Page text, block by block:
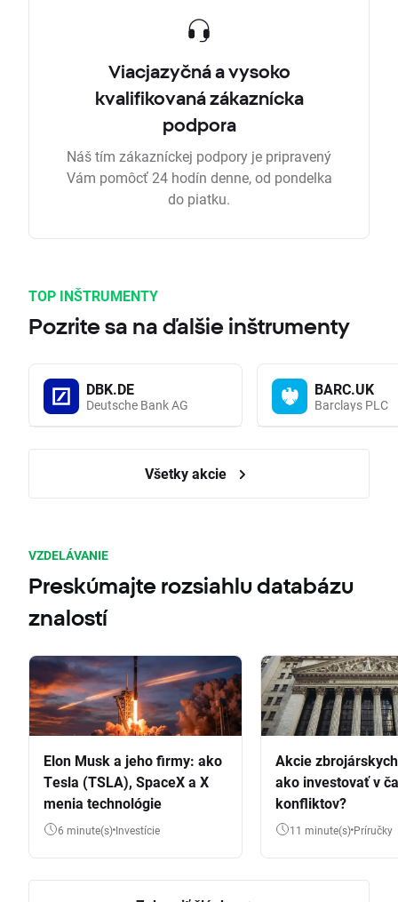
Viacjazyčná a vysoko
kvalifikovaná zákaznícka
podpora
Náš tím zákazníckej podpory je pripravený
Vám pomôcť 24 hodín denne, od pondelka
do piatku.
TOP INŠTRUMENTY
Pozrite sa na ďalšie inštrumenty
DBK.DE
Deutsche Bank AG
BARC.UK
Barclays PLC
Všetky akcie
VZDELÁVANIE
Preskúmajte rozsiahlu databázu
znalostí
Elon Musk a jeho firmy: ako
Tesla (TSLA), SpaceX a X
menia technológie
6 minute(s) Investície
Akcie
ako investovať v
konfliktov?
11 minute(s) Príručky